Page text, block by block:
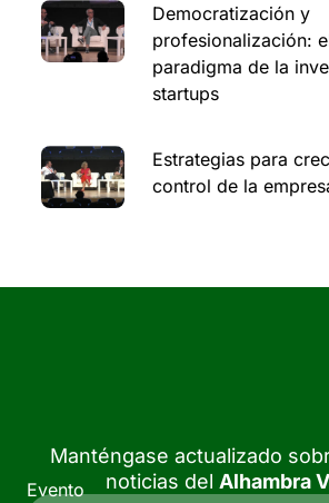
Democratización y
profesionalización:
paradigma de la
startups
Estrategias para
control de la
Evento
Manténgase actualizado
noticias del Alhambra